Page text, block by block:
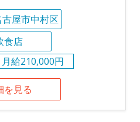
古屋市中村区
食店
月給210,000円
を見る